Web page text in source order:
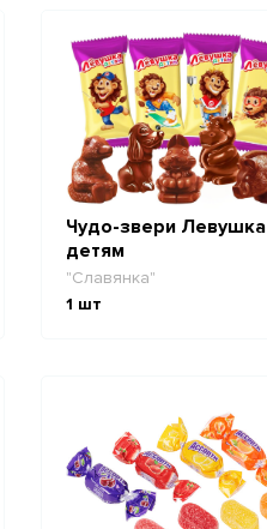
Чудо-звери Левушка
детям
"Славянка"
1 шт